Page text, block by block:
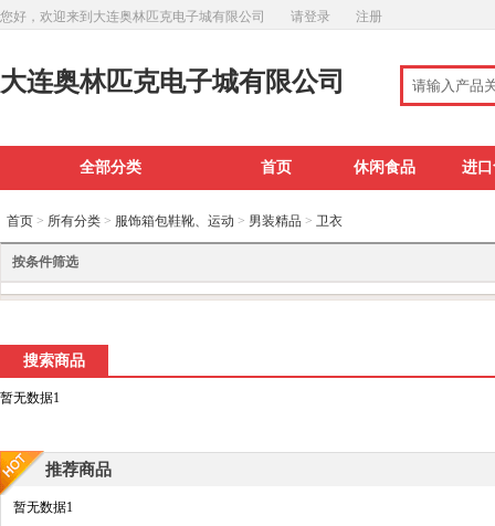
您好，欢迎来到大连奥林匹克电子城有限公司 请登录 注册
大连奥林匹克电子城有限公司
全部分类 首页 休闲食品 进
首页 > 所有分类 > 服饰箱包鞋靴、运动 > 男装精品 > 卫衣
按条件筛选
搜索商品
暂无数据1
推荐商品
暂无数据1